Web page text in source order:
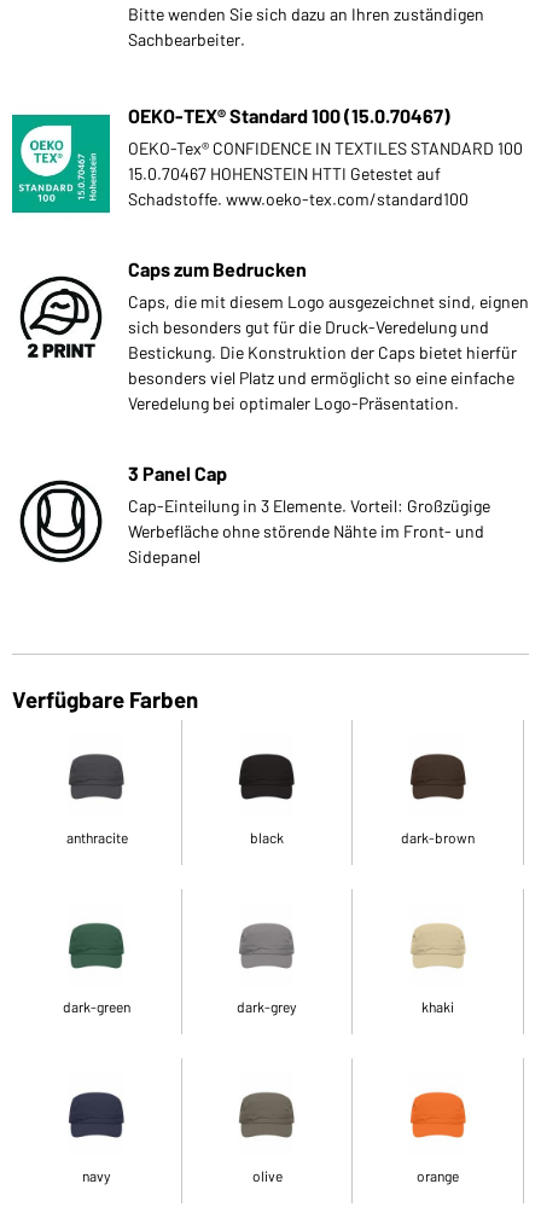
Bitte wenden Sie sich dazu an Ihren zuständigen
Sachbearbeiter.
OEKO-TEX® Standard 100 (15.0.70467)
OEKO-Tex® CONFIDENCE IN TEXTILES STANDARD 100
15.0.70467 HOHENSTEIN HTTI Getestet auf
Schadstoffe. www.oeko-tex.com/standard100
Caps zum Bedrucken
Caps, die mit diesem Logo ausgezeichnet sind, eignen
sich besonders gut für die Druck-Veredelung und
Bestickung. Die Konstruktion der Caps bietet hierfür
besonders viel Platz und ermöglicht so eine einfache
Veredelung bei optimaler Logo-Präsentation.
3 Panel Cap
Cap-Einteilung in 3 Elemente. Vorteil: Großzügige
Werbefläche ohne störende Nähte im Front- und
Sidepanel
Verfügbare Farben
anthracite black dark-brown
dark-green dark-grey khaki
navy olive orange